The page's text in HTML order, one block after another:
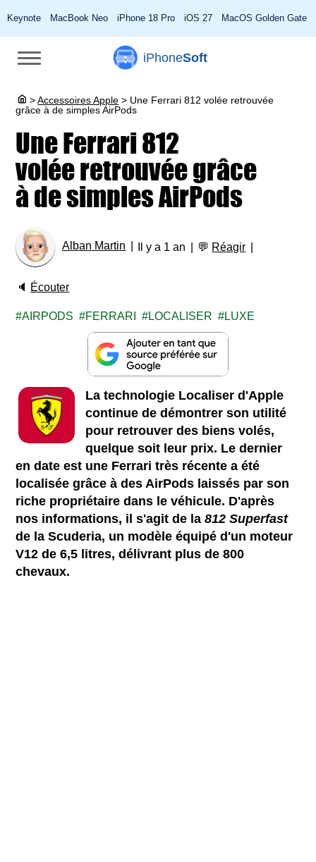
Keynote MacBook Neo iPhone 18 Pro iOS 27 MacOS Golden Gate
iPhoneSoft
> Accessoires Apple > Une Ferrari 812 volée retrouvée
grâce à de simples AirPods
Une Ferrari 812
volée retrouvée grâce
à de simples AirPods
Alban Martin Il y a 1 an 💬 Réagir
🔈 Écouter
AIRPODS FERRARI LOCALISER LUXE
La technologie Localiser d'Apple
continue de démontrer son utilité
pour retrouver des biens volés,
quelque soit leur prix. Le dernier
en date est une Ferrari très récente a été
localisée grâce à des AirPods laissés par son
riche propriétaire dans le véhicule. D'après
nos informations, il s'agit de la812 Superfast
de la Scuderia, un modèle équipé d'un moteur
V12 de 6,5 litres, délivrant plus de 800
chevaux.